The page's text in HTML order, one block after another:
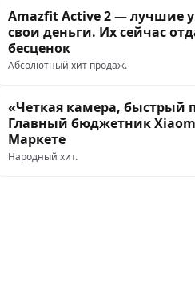
Amazfit Active 2 — лучшие
свои деньги. Их сейчас
бесценок
Абсолютный хит продаж.
«Четкая камера, быстрый
Главный бюджетник
Маркете
Народный хит.